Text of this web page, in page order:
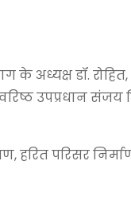
अध्यक्ष डॉ.
वरिष्ठ उपप्रधान
हरित परिसर